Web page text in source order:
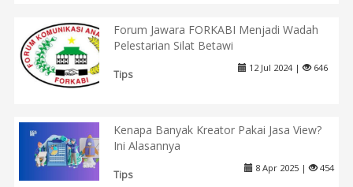
Forum Jawara FORKABI Menjadi Wadah
Pelestarian Silat Betawi
Tips
12 Jul 2024 | 646
Kenapa Banyak Kreator Pakai Jasa View?
Ini Alasannya
Tips
8 Apr 2025 | 454